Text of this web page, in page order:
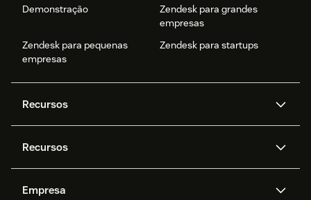
Demonstração
Zendesk para grandes
empresas
Zendesk para pequenas
empresas
Zendesk para startups
Recursos
Zendesk AI
Mensagens e chat em tempo
real
Privacidade e proteção de
Recursos
Empresa